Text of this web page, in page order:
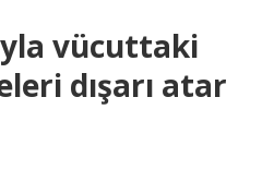
vücuttaki
dışarı atar